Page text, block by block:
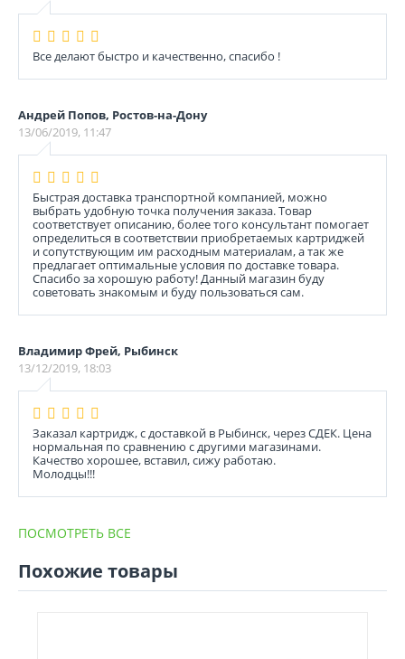
Все делают быстро и качественно, спасибо !
Андрей Попов, Ростов-на-Дону
13/06/2019, 11:47
Быстрая доставка транспортной компанией, можно
выбрать удобную точка получения заказа. Товар
соответствует описанию, более того консультант помогает
определиться в соответствии приобретаемых картриджей
и сопутствующим им расходным материалам, а так же
предлагает оптимальные условия по доставке товара.
Спасибо за хорошую работу! Данный магазин буду
советовать знакомым и буду пользоваться сам.
Владимир Фрей, Рыбинск
13/12/2019, 18:03
Заказал картридж, с доставкой в Рыбинск, через СДЕК. Цена
нормальная по сравнению с другими магазинами.
Качество хорошее, вставил, сижу работаю.
Молодцы!!!
ПОСМОТРЕТЬ ВСЕ
Похожие товары